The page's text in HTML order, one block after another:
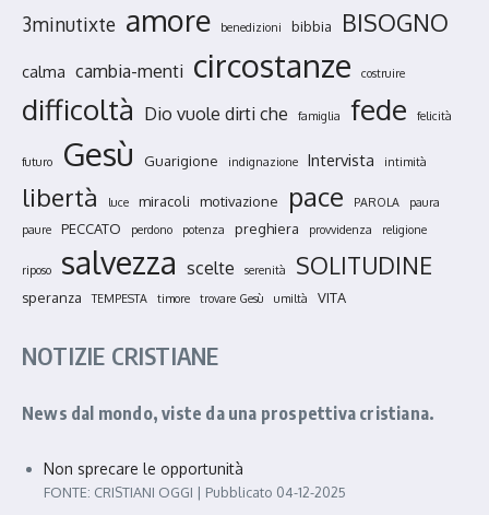
3minutixte amore benedizioni bibbia BISOGNO
calma cambia-menti circostanze costruire
difficoltà Dio vuole dirti che famiglia fede felicità
futuro Gesù Guarigione indignazione Intervista intimità
libertà luce miracoli motivazione pace PAROLA
paura
paure
PECCATO perdono potenza preghiera provvidenza religione
riposo salvezza scelte serenità SOLITUDINE
speranza TEMPESTA timore trovare Gesù umiltà VITA
NOTIZIE CRISTIANE
News dal mondo, viste da una prospettiva cristiana.
Non sprecare le opportunità
FONTE: CRISTIANI OGGI Pubblicato 04-12-2025